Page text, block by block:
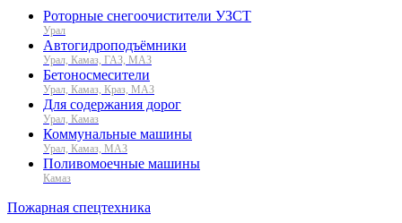
Роторные снегоочистители УЗСТ
Урал
Автогидроподъёмники
Урал, Камаз, ГАЗ, МАЗ
Бетоносмесители
Урал, Камаз, Краз, МАЗ
Для содержания дорог
Урал, Камаз
Коммунальные машины
Урал, Камаз, МАЗ
Поливомоечные машины
Камаз
Пожарная спецтехника